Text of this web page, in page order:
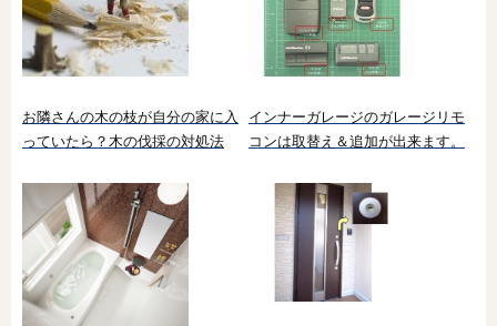
お隣さんの木の枝が自分の家に入
っていたら？木の伐採の対処法
インナーガレージのガレージリモ
コンは取替え＆追加が出来ます。